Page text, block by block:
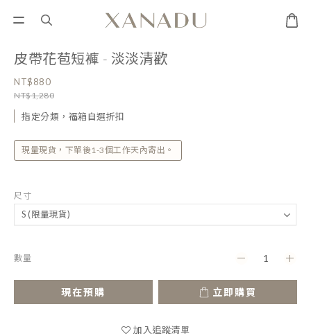
皮帶花苞短褲 - 淡淡清歡
NT$880
NT$1,280
指定分類，福箱自選折扣
現量現貨，下單後1-3個工作天內寄出。
尺寸
數量
現在預購 立即購買
加入追蹤清單